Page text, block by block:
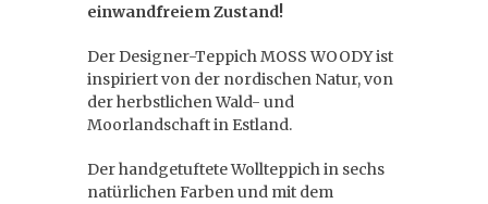
einwandfreiem Zustand!
Der Designer-Teppich MOSS WOODY ist
inspiriert von der nordischen Natur, von
der herbstlichen Wald- und
Moorlandschaft in Estland.
Der handgetuftete Wollteppich in sechs
natürlichen Farben und mit dem